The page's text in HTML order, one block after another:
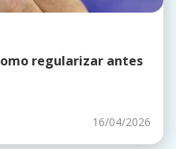
regularizar antes
16/04/2026